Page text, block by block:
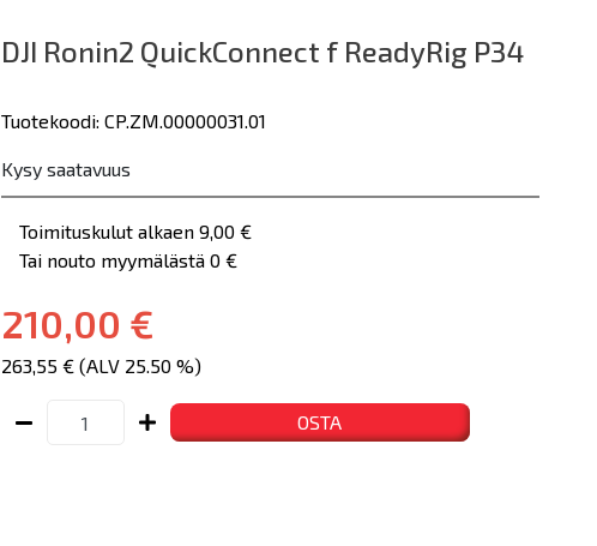
DJI Ronin2 QuickConnect f ReadyRig P34
Tuotekoodi: CP.ZM.00000031.01
Kysy saatavuus
Toimituskulut alkaen 9,00 €
Tai nouto myymälästä 0 €
210,00 €
263,55 € (ALV 25.50 %)
OSTA